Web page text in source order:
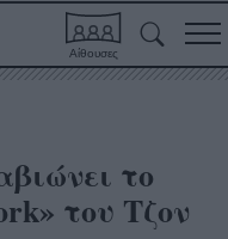
Αίθουσες
το
του Τζον